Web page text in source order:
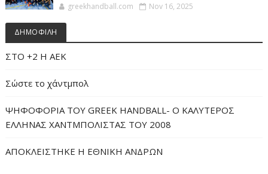
greekhandball.com Nov 16, 2025
ΔΗΜΟΦΙΛΗ
ΣΤΟ +2 Η ΑΕΚ
Σώστε το χάντμπολ
ΨΗΦΟΦΟΡΙΑ ΤΟΥ GREEK HANDBALL- O ΚΑΛΥΤΕΡΟΣ
ΕΛΛΗΝΑΣ ΧΑΝΤΜΠΟΛΙΣΤΑΣ ΤΟΥ 2008
ΑΠΟΚΛΕΙΣΤΗΚΕ Η ΕΘΝΙΚΗ ΑΝΔΡΩΝ